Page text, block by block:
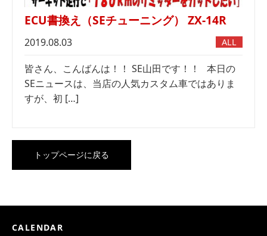
ECU書換え（SEチューニング） ZX-14R
2019.08.03 ALL
皆さん、こんばんは！！ SE山田です！！ 本日の
SEニュースは、当店の人気カスタム車ではありま
すが、初 […]
トップページに戻る
CALENDAR